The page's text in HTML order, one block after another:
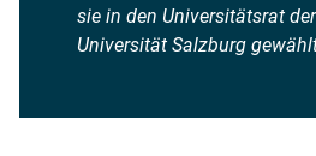
sie in den Universitätsrat
Universität Salzburg